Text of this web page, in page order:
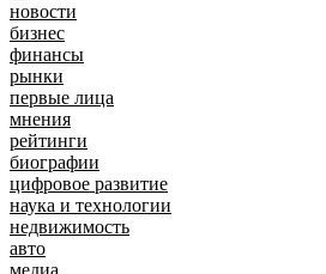
новости
бизнес
финансы
рынки
первые лица
мнения
рейтинги
биографии
цифровое развитие
наука и технологии
недвижимость
авто
медиа